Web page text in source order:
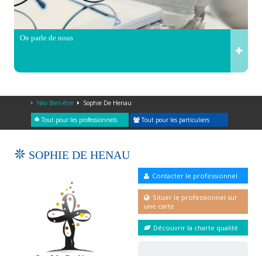
On parle de nous
Neo Bien-être Sophie De Henau
Tout pour les professionnels Tout pour les particuliers
SOPHIE DE HENAU
Contacter le professionnel
Situer le professionnel sur
une carte
Découvrir la charte qualité